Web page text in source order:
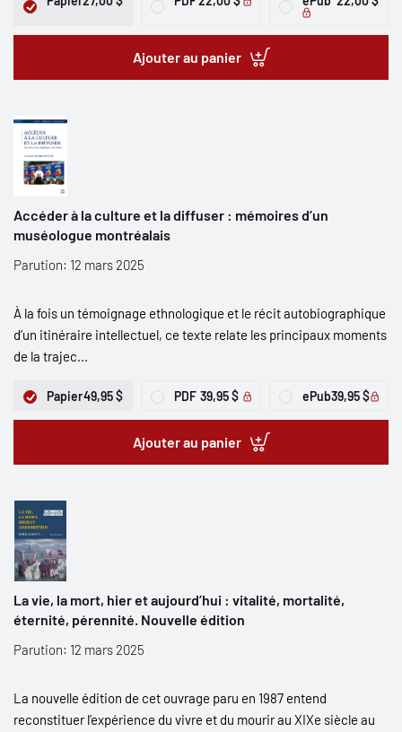
Ajouter au panier
Accéder à la culture et la diffuser : mémoires d’un
muséologue montréalais
Parution: 12 mars 2025
À la fois un témoignage ethnologique et le récit autobiographique
d’un itinéraire intellectuel, ce texte relate les principaux moments
de la trajec...
Papier49,95 $ PDF 39,95 $ ePub39,95 $
Ajouter au panier
La vie, la mort, hier et aujourd’hui : vitalité, mortalité,
éternité, pérennité. Nouvelle édition
Parution: 12 mars 2025
La nouvelle édition de cet ouvrage paru en 1987 entend
reconstituer l’expérience du vivre et du mourir au XIXe siècle au